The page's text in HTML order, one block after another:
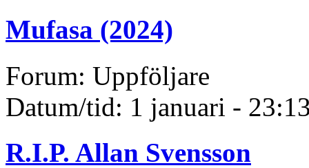
Mufasa (2024)
Forum: Uppföljare
Datum/tid: 1 januari -
R.I.P. Allan Svensson